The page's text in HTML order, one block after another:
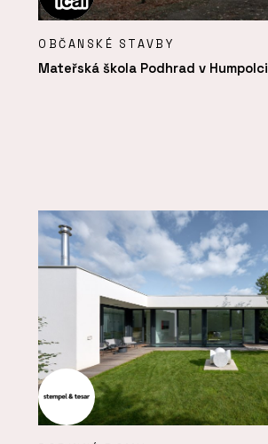
OBČANSKÉ STAVBY
Mateřská škola Podhrad v Humpolci